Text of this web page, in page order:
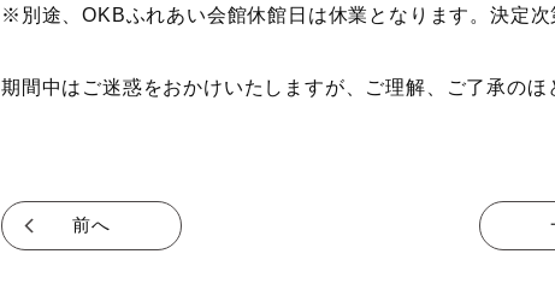
※別途、OKBふれあい会館休館日は休業となります。決定次
期間中はご迷惑をおかけいたしますが、ご理解、ご了承のほ
前へ